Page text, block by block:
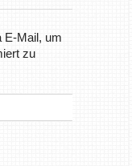
E-Mail, um
zu